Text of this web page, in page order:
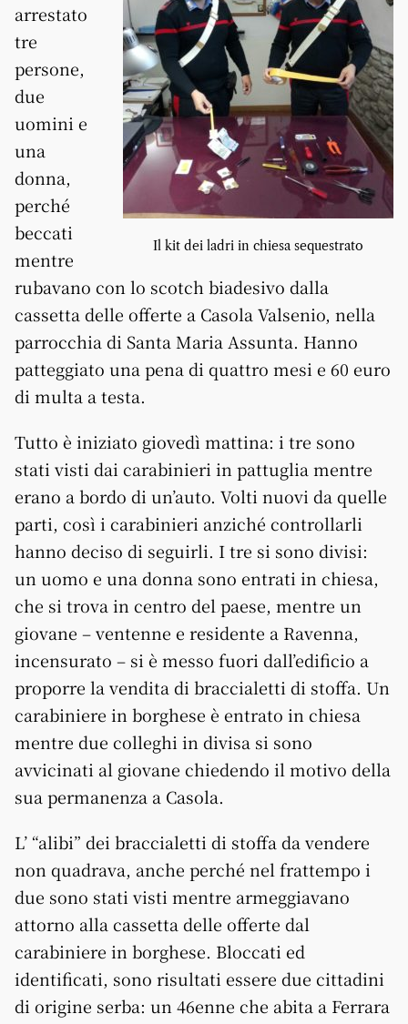
Il kit dei ladri in chiesa sequestrato
arrestato
tre
persone,
due
uomini e
una
donna,
perché
beccati
mentre
rubavano con lo scotch biadesivo dalla
cassetta delle offerte a Casola Valsenio, nella
parrocchia di Santa Maria Assunta. Hanno
patteggiato una pena di quattro mesi e 60 euro
di multa a testa.
Tutto è iniziato giovedì mattina: i tre sono
stati visti dai carabinieri in pattuglia mentre
erano a bordo di un’auto. Volti nuovi da quelle
parti, così i carabinieri anziché controllarli
hanno deciso di seguirli. I tre si sono divisi:
un uomo e una donna sono entrati in chiesa,
che si trova in centro del paese, mentre un
giovane – ventenne e residente a Ravenna,
incensurato – si è messo fuori dall’edificio a
proporre la vendita di braccialetti di stoffa. Un
carabiniere in borghese è entrato in chiesa
mentre due colleghi in divisa si sono
avvicinati al giovane chiedendo il motivo della
sua permanenza a Casola.
L’ “alibi” dei braccialetti di stoffa da vendere
non quadrava, anche perché nel frattempo i
due sono stati visti mentre armeggiavano
attorno alla cassetta delle offerte dal
carabiniere in borghese. Bloccati ed
identificati, sono risultati essere due cittadini
di origine serba: un 46enne che abita a Ferrara